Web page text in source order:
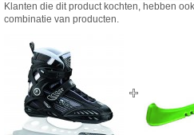
Klanten die dit product kochten, hebben
combinatie van producten.